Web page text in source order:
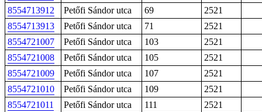
8554713912
Petőfi Sándor utca 69
2521
8554713913
Petőfi Sándor utca 71
2521
8554721007
Petőfi Sándor utca 103
2521
8554721008
Petőfi Sándor utca 105
2521
8554721009
Petőfi Sándor utca 107
2521
8554721010
Petőfi Sándor utca 109
2521
8554721011
Petőfi Sándor utca 111
2521